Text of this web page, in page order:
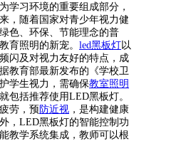
学习环境的重要组成部分，
，随着国家对青少年视力健
色、环保、节能理念的普
育照明的新宠。 led黑板灯以
闪及对视力友好的特点，成
教育部最新发布的《学校卫
学生视力，需确保教室照明
包括推荐使用LED黑板灯。
劳，预 防近视 ，是构建健康
，LED黑板灯的智能控制功
教学系统集成，教师可以根